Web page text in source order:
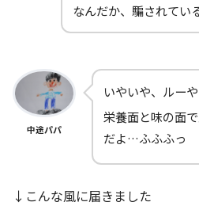
なんだか、騙されてい
中途パパ
いやいや、ルー
栄養面と味の面
だよ…ふふふっ
↓こんな風に届きました